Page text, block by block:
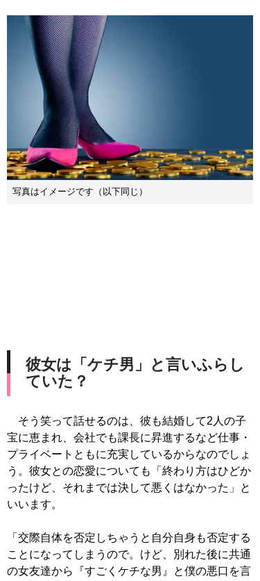
写真はイメージです（以下同じ）
彼女は「ケチ男」と言いふらし
ていた？
そう笑って話せるのは、彼も結婚して2人の子
宝に恵まれ、会社でも課長に昇進するなど仕事・
プライベートともに充実しているからなのでしょ
う。彼女との恋愛についても「終わり方はひどか
ったけど、それまでは決して悪くはなかった」と
いいます。
「交際自体を否定しちゃうと自分自身も否定する
ことになってしまうので。けど、別れた後に共通
の女友達から『すごくケチな男』と僕の悪口を言